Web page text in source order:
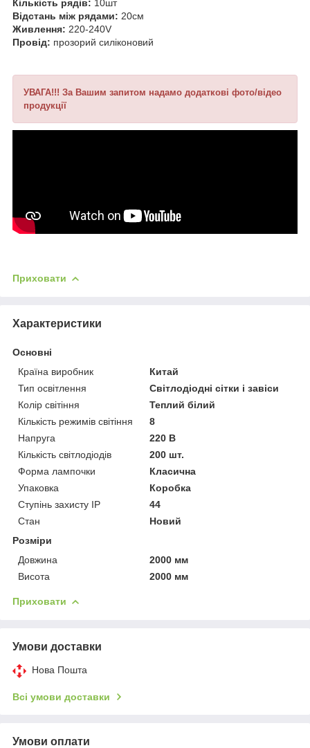
Кількість рядів: 10шт
Відстань між рядами: 20см
Живлення: 220-240V
Провід: прозорий силіконовий
УВАГА!!! За Вашим запитом надамо додаткові фото/відео
продукції
Приховати
Характеристики
Основні
Країна виробник
Китай
Тип освітлення
Світлодіодні сітки і завіси
Колір світіння
Теплий білий
Кількість режимів світіння
8
Напруга
220 В
Кількість світлодіодів
200 шт.
Форма лампочки
Класична
Упаковка
Коробка
Ступінь захисту IP
44
Стан
Новий
Розміри
Довжина
2000 мм
Висота
2000 мм
Приховати
Умови доставки
Нова Пошта
Всі умови доставки
Умови оплати